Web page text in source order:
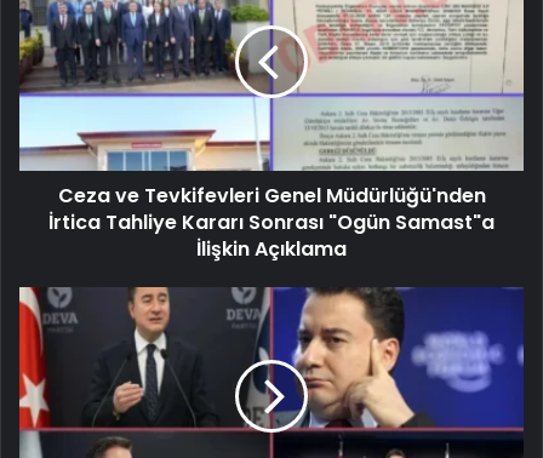
Ceza ve Tevkifevleri Genel Müdürlüğü'nden
İrtica Tahliye Kararı Sonrası "Ogün Samast"a
İlişkin Açıklama